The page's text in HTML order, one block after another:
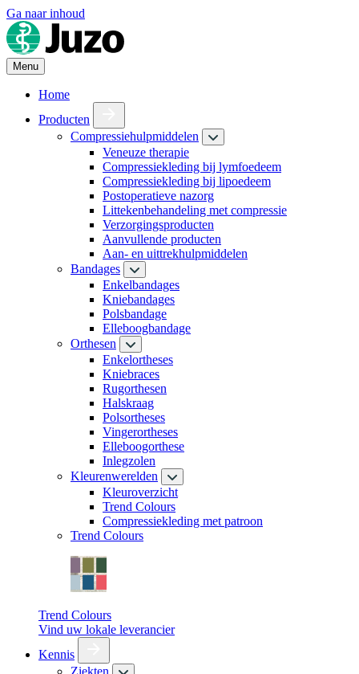
Ga naar inhoud
Menu
Home
Producten
Compressiehulpmiddelen
Veneuze therapie
Compressiekleding bij lymfoedeem
Compressiekleding bij lipoedeem
Postoperatieve nazorg
Littekenbehandeling met compressie
Verzorgingsproducten
Aanvullende producten
Aan- en uittrekhulpmiddelen
Bandages
Enkelbandages
Kniebandages
Polsbandage
Elleboogbandage
Orthesen
Enkelortheses
Kniebraces
Rugorthesen
Halskraag
Polsortheses
Vingerortheses
Elleboogorthese
Inlegzolen
Kleurenwerelden
Kleuroverzicht
Trend Colours
Compressiekleding met patroon
Trend Colours
Trend Colours
Vind uw lokale leverancier
Kennis
Ziekten